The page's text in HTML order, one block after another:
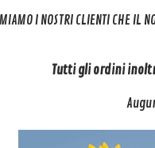
– Abbigliamento
– Polo Pilota Drone –
Polo con lo stemma
comoda e
cara che ha la
che la riceverà. Anche i
I NOSTRI CLIENTI CHE IL
Tutti gli ordini